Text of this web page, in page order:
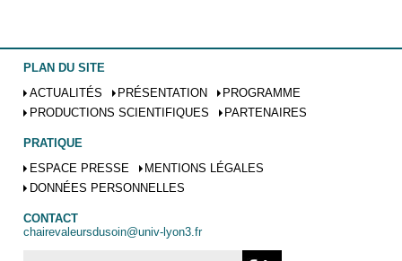
PLAN DU SITE
ACTUALITÉS
PRÉSENTATION
PROGRAMME
PRODUCTIONS SCIENTIFIQUES
PARTENAIRES
PRATIQUE
ESPACE PRESSE
MENTIONS LÉGALES
DONNÉES PERSONNELLES
CONTACT
chairevaleursdusoin@univ-lyon3.fr